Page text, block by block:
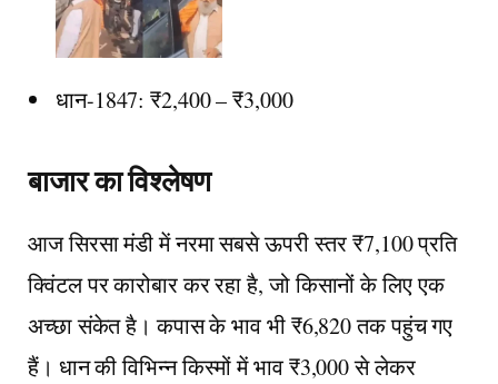
धान-1847: ₹2,400 – ₹3,000
बाजार का विश्लेषण
आज सिरसा मंडी में नरमा सबसे ऊपरी स्तर ₹7,100 प्रति
क्विंटल पर कारोबार कर रहा है, जो किसानों के लिए एक
अच्छा संकेत है। कपास के भाव भी ₹6,820 तक पहुंच गए
हैं। धान की विभिन्न किस्मों में भाव ₹3,000 से लेकर